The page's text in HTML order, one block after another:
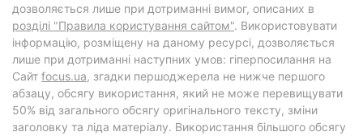
дозволяється лише при дотриманні вимог, описаних в
розділі "Правила користування сайтом". Використовувати
інформацію, розміщену на даному ресурсі, дозволяється
лише при дотриманні наступних умов: гіперпосилання на
Cайт focus.ua, згадки першоджерела не нижче першого
абзацу, обсягу використання, який не може перевищувати
50% від загального обсягу оригінального тексту, зміни
заголовку та ліда матеріалу. Використання більшого обсягу